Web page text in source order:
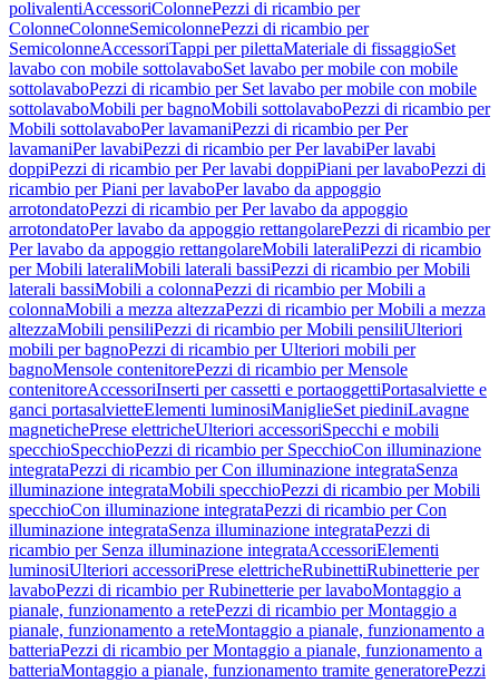
polivalentiAccessoriColonnePezzi di ricambio per
ColonneColonneSemicolonnePezzi di ricambio per
SemicolonneAccessoriTappi per pilettaMateriale di fissaggioSet
lavabo con mobile sottolavaboSet lavabo per mobile con mobile
sottolavaboPezzi di ricambio per Set lavabo per mobile con mobile
sottolavaboMobili per bagnoMobili sottolavaboPezzi di ricambio per
Mobili sottolavaboPer lavamaniPezzi di ricambio per Per
lavamaniPer lavabiPezzi di ricambio per Per lavabiPer lavabi
doppiPezzi di ricambio per Per lavabi doppiPiani per lavaboPezzi di
ricambio per Piani per lavaboPer lavabo da appoggio
arrotondatoPezzi di ricambio per Per lavabo da appoggio
arrotondatoPer lavabo da appoggio rettangolarePezzi di ricambio per
Per lavabo da appoggio rettangolareMobili lateraliPezzi di ricambio
per Mobili lateraliMobili laterali bassiPezzi di ricambio per Mobili
laterali bassiMobili a colonnaPezzi di ricambio per Mobili a
colonnaMobili a mezza altezzaPezzi di ricambio per Mobili a mezza
altezzaMobili pensiliPezzi di ricambio per Mobili pensiliUlteriori
mobili per bagnoPezzi di ricambio per Ulteriori mobili per
bagnoMensole contenitorePezzi di ricambio per Mensole
contenitoreAccessoriInserti per cassetti e portaoggettiPortasalviette e
ganci portasalvietteElementi luminosiManiglieSet piediniLavagne
magnetichePrese elettricheUlteriori accessoriSpecchi e mobili
specchioSpecchioPezzi di ricambio per SpecchioCon illuminazione
integrataPezzi di ricambio per Con illuminazione integrataSenza
illuminazione integrataMobili specchioPezzi di ricambio per Mobili
specchioCon illuminazione integrataPezzi di ricambio per Con
illuminazione integrataSenza illuminazione integrataPezzi di
ricambio per Senza illuminazione integrataAccessoriElementi
luminosiUlteriori accessoriPrese elettricheRubinettiRubinetterie per
lavaboPezzi di ricambio per Rubinetterie per lavaboMontaggio a
pianale, funzionamento a retePezzi di ricambio per Montaggio a
pianale, funzionamento a reteMontaggio a pianale, funzionamento a
batteriaPezzi di ricambio per Montaggio a pianale, funzionamento a
batteriaMontaggio a pianale, funzionamento tramite generatorePezzi